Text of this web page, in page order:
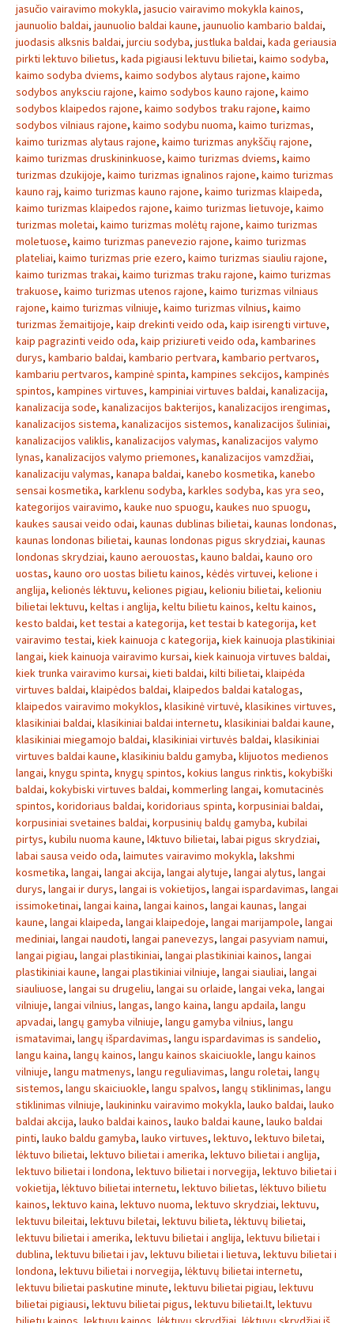
jasučio vairavimo mokykla, jasucio vairavimo mokykla kainos,
jaunuolio baldai, jaunuolio baldai kaune, jaunuolio kambario baldai,
juodasis alksnis baldai, jurciu sodyba, justluka baldai, kada geriausia
pirkti lektuvo bilietus, kada pigiausi lektuvu bilietai, kaimo sodyba,
kaimo sodyba dviems, kaimo sodybos alytaus rajone, kaimo
sodybos anyksciu rajone, kaimo sodybos kauno rajone, kaimo
sodybos klaipedos rajone, kaimo sodybos traku rajone, kaimo
sodybos vilniaus rajone, kaimo sodybu nuoma, kaimo turizmas,
kaimo turizmas alytaus rajone, kaimo turizmas anykščių rajone,
kaimo turizmas druskininkuose, kaimo turizmas dviems, kaimo
turizmas dzukijoje, kaimo turizmas ignalinos rajone, kaimo turizmas
kauno raj, kaimo turizmas kauno rajone, kaimo turizmas klaipeda,
kaimo turizmas klaipedos rajone, kaimo turizmas lietuvoje, kaimo
turizmas moletai, kaimo turizmas molėtų rajone, kaimo turizmas
moletuose, kaimo turizmas panevezio rajone, kaimo turizmas
plateliai, kaimo turizmas prie ezero, kaimo turizmas siauliu rajone,
kaimo turizmas trakai, kaimo turizmas traku rajone, kaimo turizmas
trakuose, kaimo turizmas utenos rajone, kaimo turizmas vilniaus
rajone, kaimo turizmas vilniuje, kaimo turizmas vilnius, kaimo
turizmas žemaitijoje, kaip drekinti veido oda, kaip isirengti virtuve,
kaip pagrazinti veido oda, kaip priziureti veido oda, kambarines
durys, kambario baldai, kambario pertvara, kambario pertvaros,
kambariu pertvaros, kampinė spinta, kampines sekcijos, kampinės
spintos, kampines virtuves, kampiniai virtuves baldai, kanalizacija,
kanalizacija sode, kanalizacijos bakterijos, kanalizacijos irengimas,
kanalizacijos sistema, kanalizacijos sistemos, kanalizacijos šuliniai,
kanalizacijos valiklis, kanalizacijos valymas, kanalizacijos valymo
lynas, kanalizacijos valymo priemones, kanalizacijos vamzdžiai,
kanalizaciju valymas, kanapa baldai, kanebo kosmetika, kanebo
sensai kosmetika, karklenu sodyba, karkles sodyba, kas yra seo,
kategorijos vairavimo, kauke nuo spuogu, kaukes nuo spuogu,
kaukes sausai veido odai, kaunas dublinas bilietai, kaunas londonas,
kaunas londonas bilietai, kaunas londonas pigus skrydziai, kaunas
londonas skrydziai, kauno aerouostas, kauno baldai, kauno oro
uostas, kauno oro uostas bilietu kainos, kėdės virtuvei, kelione i
anglija, kelionės lėktuvu, keliones pigiau, kelioniu bilietai, kelioniu
bilietai lektuvu, keltas i anglija, keltu bilietu kainos, keltu kainos,
kesto baldai, ket testai a kategorija, ket testai b kategorija, ket
vairavimo testai, kiek kainuoja c kategorija, kiek kainuoja plastikiniai
langai, kiek kainuoja vairavimo kursai, kiek kainuoja virtuves baldai,
kiek trunka vairavimo kursai, kieti baldai, kilti bilietai, klaipėda
virtuves baldai, klaipėdos baldai, klaipedos baldai katalogas,
klaipedos vairavimo mokyklos, klasikinė virtuvė, klasikines virtuves,
klasikiniai baldai, klasikiniai baldai internetu, klasikiniai baldai kaune,
klasikiniai miegamojo baldai, klasikiniai virtuvės baldai, klasikiniai
virtuves baldai kaune, klasikiniu baldu gamyba, klijuotos medienos
langai, knygu spinta, knygų spintos, kokius langus rinktis, kokybiški
baldai, kokybiski virtuves baldai, kommerling langai, komutacinės
spintos, koridoriaus baldai, koridoriaus spinta, korpusiniai baldai,
korpusiniai svetaines baldai, korpusinių baldų gamyba, kubilai
pirtys, kubilu nuoma kaune, l4ktuvo bilietai, labai pigus skrydziai,
labai sausa veido oda, laimutes vairavimo mokykla, lakshmi
kosmetika, langai, langai akcija, langai alytuje, langai alytus, langai
durys, langai ir durys, langai is vokietijos, langai ispardavimas, langai
issimoketinai, langai kaina, langai kainos, langai kaunas, langai
kaune, langai klaipeda, langai klaipedoje, langai marijampole, langai
mediniai, langai naudoti, langai panevezys, langai pasyviam namui,
langai pigiau, langai plastikiniai, langai plastikiniai kainos, langai
plastikiniai kaune, langai plastikiniai vilniuje, langai siauliai, langai
siauliuose, langai su drugeliu, langai su orlaide, langai veka, langai
vilniuje, langai vilnius, langas, lango kaina, langu apdaila, langu
apvadai, langų gamyba vilniuje, langu gamyba vilnius, langu
ismatavimai, langų išpardavimas, langu ispardavimas is sandelio,
langu kaina, langų kainos, langu kainos skaiciuokle, langu kainos
vilniuje, langu matmenys, langu reguliavimas, langu roletai, langų
sistemos, langu skaiciuokle, langu spalvos, langų stiklinimas, langu
stiklinimas vilniuje, laukininku vairavimo mokykla, lauko baldai, lauko
baldai akcija, lauko baldai kainos, lauko baldai kaune, lauko baldai
pinti, lauko baldu gamyba, lauko virtuves, lektuvo, lektuvo biletai,
lėktuvo bilietai, lektuvo bilietai i amerika, lektuvo bilietai i anglija,
lektuvo bilietai i londona, lektuvo bilietai i norvegija, lektuvo bilietai i
vokietija, lėktuvo bilietai internetu, lektuvo bilietas, lėktuvo bilietu
kainos, lektuvo kaina, lektuvo nuoma, lektuvo skrydziai, lektuvu,
lektuvu bileitai, lektuvu biletai, lektuvu bilieta, lėktuvų bilietai,
lektuvu bilietai i amerika, lektuvu bilietai i anglija, lektuvu bilietai i
dublina, lektuvu bilietai i jav, lektuvu bilietai i lietuva, lektuvu bilietai i
londona, lektuvu bilietai i norvegija, lėktuvų bilietai internetu,
lektuvu bilietai paskutine minute, lektuvu bilietai pigiau, lektuvu
bilietai pigiausi, lektuvu bilietai pigus, lektuvu bilietai.lt, lektuvu